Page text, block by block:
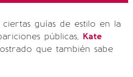
guías de estilo en la
públicas, Kate
que también sabe